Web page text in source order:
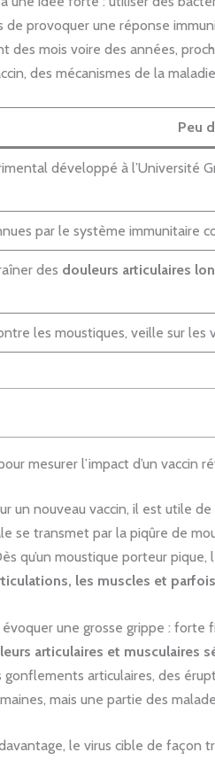
provoquer une réponse
des mois voire des années,
des mécanismes de la
Peu
développé à l’Université
par le système immunitaire
des douleurs articulaires
les moustiques, veille sur les
mesurer l’impact d’un vaccin
un nouveau vaccin, il est utile
se transmet par la piqûre de
qu’un moustique porteur
les muscles et
une grosse grippe :
articulaires et musculaires
articulaires, des
mais une partie des
le virus cible de façon